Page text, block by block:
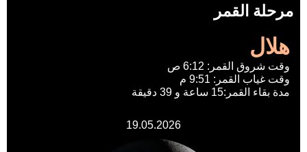
مرحلة القمر
هلال
وقت شروق القمر: 6:12 ص
وقت غياب القمر: 9:51 م
مدة بقاء القمر:15 ساعة و 39 دقيقة
19.05.2026